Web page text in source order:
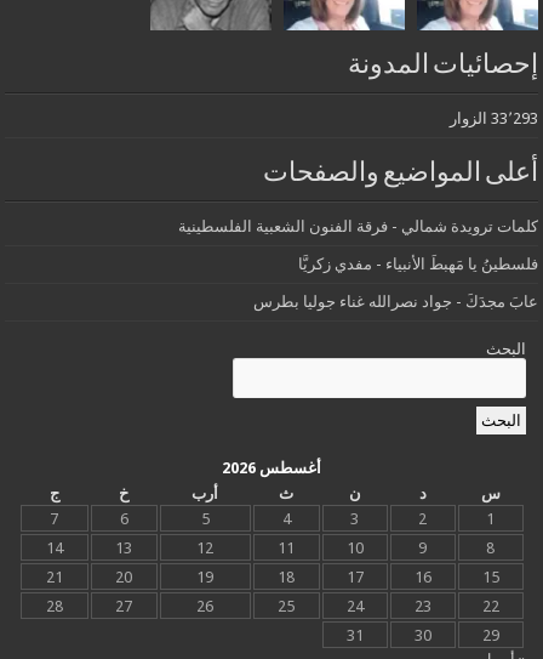
إحصائيات المدونة
33٬293 الزوار
أعلى المواضيع والصفحات
كلمات ترويدة شمالي - فرقة الفنون الشعبية الفلسطينية
فلسطينُ يا مَهبطَ الأنبياء - مفدي زكريَّا
عابَ مجدَكَ - جواد نصرالله غناء جوليا بطرس
البحث
البحث
أغسطس 2026
س
د ن ث أرب خ
ج
1
2
3
4
5
6
7
8
9
10
11
12
13
14
15
16
17
18
19
20
21
22
23
24
25
26
27
28
29
30
31